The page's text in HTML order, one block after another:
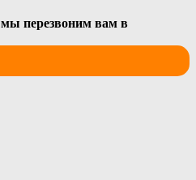
перезвоним вам в